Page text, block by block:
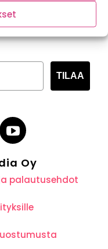
uutiskirje
TILAA
Oy
palautusehdot